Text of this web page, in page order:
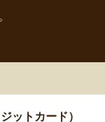
ットカード）